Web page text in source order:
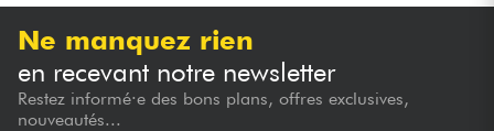
Ne manquez rien
en recevant notre newsletter
Restez informé·e des bons plans, offres exclusives,
nouveautés...